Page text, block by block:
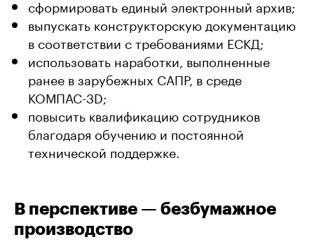
сформировать единый электронный архив;
выпускать конструкторскую документацию
в соответствии с требованиями ЕСКД;
использовать наработки, выполненные
ранее в зарубежных САПР, в среде
КОМПАС-3D;
повысить квалификацию сотрудников
благодаря обучению и постоянной
технической поддержке.
В перспективе — безбумажное
производство